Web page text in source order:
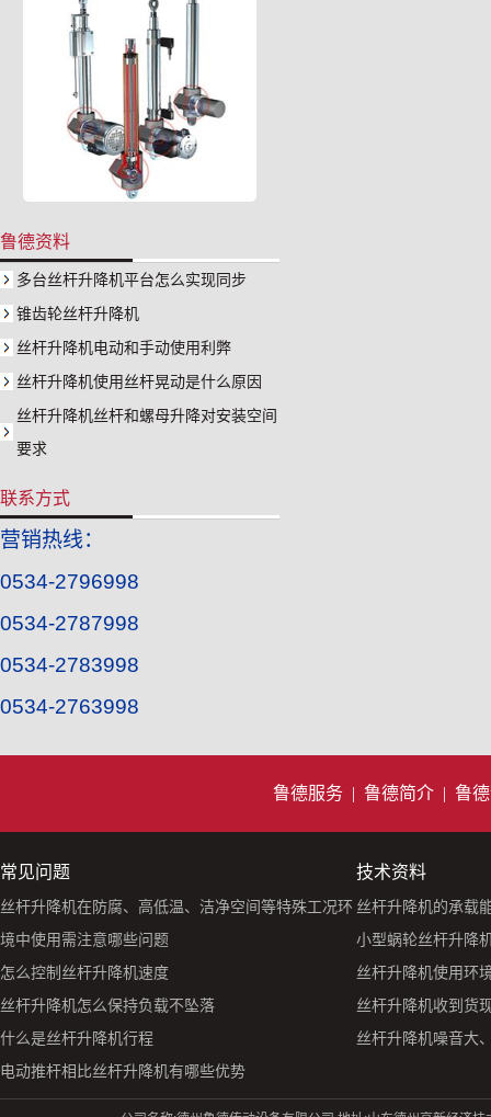
鲁德资料
多台丝杆升降机平台怎么实现同步
锥齿轮丝杆升降机
丝杆升降机电动和手动使用利弊
丝杆升降机使用丝杆晃动是什么原因
丝杆升降机丝杆和螺母升降对安装空间
要求
联系方式
营销热线：
0534-2796998
0534-2787998
0534-2783998
0534-2763998
鲁德服务 | 鲁德简介 | 鲁
常见问题
丝杆升降机在防腐、高低温、洁净空间等特殊工况环
境中使用需注意哪些问题
怎么控制丝杆升降机速度
丝杆升降机怎么保持负载不坠落
什么是丝杆升降机行程
电动推杆相比丝杆升降机有哪些优势
技术资料
丝杆升降机的承载
小型蜗轮丝杆升降
丝杆升降机使用环
丝杆升降机收到货
丝杆升降机噪音大